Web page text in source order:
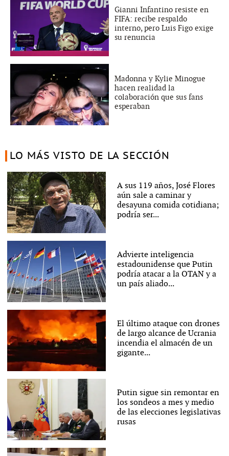
Gianni Infantino resiste en
FIFA: recibe respaldo
interno, pero Luis Figo exige
su renuncia
Madonna y Kylie Minogue
hacen realidad la
colaboración que sus fans
esperaban
LO MÁS VISTO DE LA SECCIÓN
A sus 119 años, José Flores
aún sale a caminar y
desayuna comida cotidiana;
podría ser...
Advierte inteligencia
estadounidense que Putin
podría atacar a la OTAN y a
un país aliado...
El último ataque con drones
de largo alcance de Ucrania
incendia el almacén de un
gigante...
Putin sigue sin remontar en
los sondeos a mes y medio
de las elecciones legislativas
rusas